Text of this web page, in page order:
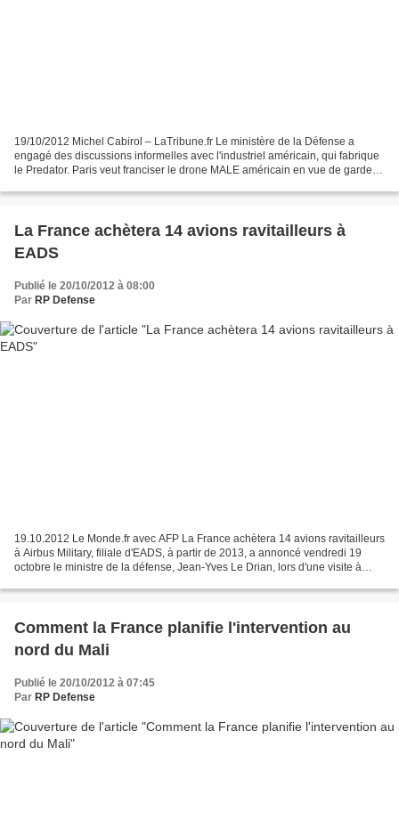
19/10/2012 Michel Cabirol – LaTribune.fr Le ministère de la Défense a
engagé des discussions informelles avec l'industriel américain, qui fabrique
le Predator. Paris veut franciser le drone MALE américain en vue de garder
La France achètera 14 avions ravitailleurs à
EADS
Publié le 20/10/2012 à 08:00
Par RP Defense
19.10.2012 Le Monde.fr avec AFP La France achètera 14 avions ravitailleurs
à Airbus Military, filiale d'EADS, à partir de 2013, a annoncé vendredi 19
octobre le ministre de la défense, Jean-Yves Le Drian, lors d'une visite à
Comment la France planifie l'intervention au
nord du Mali
Publié le 20/10/2012 à 07:45
Par RP Defense